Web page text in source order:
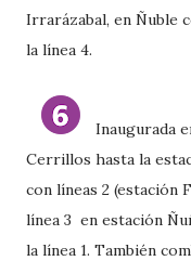
Irrarázabal, en Ñuble
la línea 4.
Inaugurada
Cerrillos hasta la
con líneas 2 (estación
línea 3 en estación
la línea 1. También